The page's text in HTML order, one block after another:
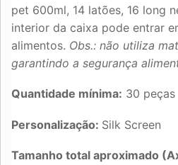
pet 600ml, 14 latões, 16 long
interior da caixa pode entrar
alimentos. Obs.: não utiliza
garantindo a segurança
Quantidade mínima: 30 peças
Personalização: Silk Screen
Tamanho total aproximado